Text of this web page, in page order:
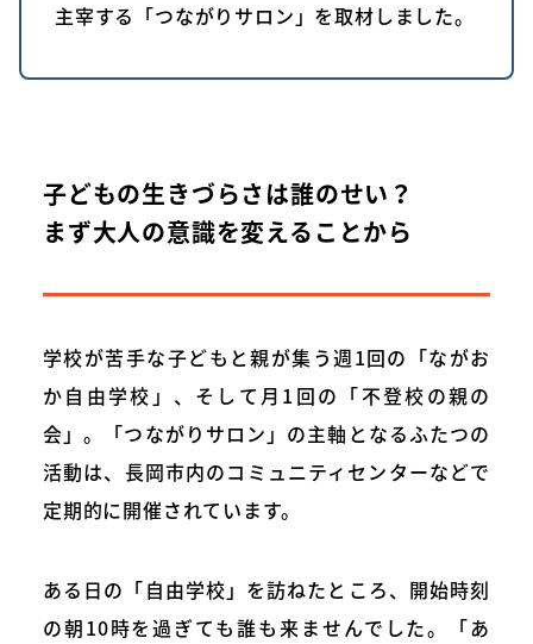
主宰する「つながりサロン」を取材しました。
子どもの生きづらさは誰のせい？
まず大人の意識を変えることから
学校が苦手な子どもと親が集う週1回の「ながお
か自由学校」、そして月1回の「不登校の親の
会」。「つながりサロン」の主軸となるふたつの
活動は、長岡市内のコミュニティセンターなどで
定期的に開催されています。
ある日の「自由学校」を訪ねたところ、開始時刻
の朝10時を過ぎても誰も来ませんでした。「あ